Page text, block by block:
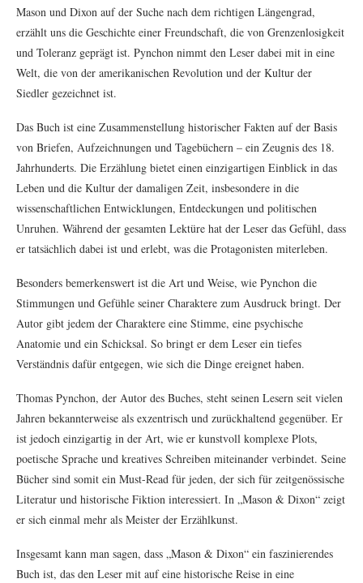
Mason und Dixon auf der Suche nach dem richtigen Längengrad,
erzählt uns die Geschichte einer Freundschaft, die von Grenzenlosigkeit
und Toleranz geprägt ist. Pynchon nimmt den Leser dabei mit in eine
Welt, die von der amerikanischen Revolution und der Kultur der
Siedler gezeichnet ist.
Das Buch ist eine Zusammenstellung historischer Fakten auf der Basis
von Briefen, Aufzeichnungen und Tagebüchern – ein Zeugnis des 18.
Jahrhunderts. Die Erzählung bietet einen einzigartigen Einblick in das
Leben und die Kultur der damaligen Zeit, insbesondere in die
wissenschaftlichen Entwicklungen, Entdeckungen und politischen
Unruhen. Während der gesamten Lektüre hat der Leser das Gefühl, dass
er tatsächlich dabei ist und erlebt, was die Protagonisten miterleben.
Besonders bemerkenswert ist die Art und Weise, wie Pynchon die
Stimmungen und Gefühle seiner Charaktere zum Ausdruck bringt. Der
Autor gibt jedem der Charaktere eine Stimme, eine psychische
Anatomie und ein Schicksal. So bringt er dem Leser ein tiefes
Verständnis dafür entgegen, wie sich die Dinge ereignet haben.
Thomas Pynchon, der Autor des Buches, steht seinen Lesern seit vielen
Jahren bekannterweise als exzentrisch und zurückhaltend gegenüber. Er
ist jedoch einzigartig in der Art, wie er kunstvoll komplexe Plots,
poetische Sprache und kreatives Schreiben miteinander verbindet. Seine
Bücher sind somit ein Must-Read für jeden, der sich für zeitgenössische
Literatur und historische Fiktion interessiert. In „Mason & Dixon“ zeigt
er sich einmal mehr als Meister der Erzählkunst.
Insgesamt kann man sagen, dass „Mason & Dixon“ ein faszinierendes
Buch ist, das den Leser mit auf eine historische Reise in eine